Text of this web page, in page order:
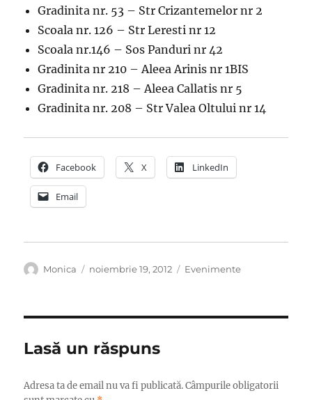
Gradinita nr. 53 – Str Crizantemelor nr 2
Scoala nr. 126 – Str Leresti nr 12
Scoala nr.146 – Sos Panduri nr 42
Gradinita nr 210 – Aleea Arinis nr 1BIS
Gradinita nr. 218 – Aleea Callatis nr 5
Gradinita nr. 208 – Str Valea Oltului nr 14
Facebook X LinkedIn
Email
Autor
Monica
Publicat
noiembrie 19, 2012 Categorii
Evenimente
Lasă un răspuns
Adresa ta de email nu va fi publicată. Câmpurile obligatorii